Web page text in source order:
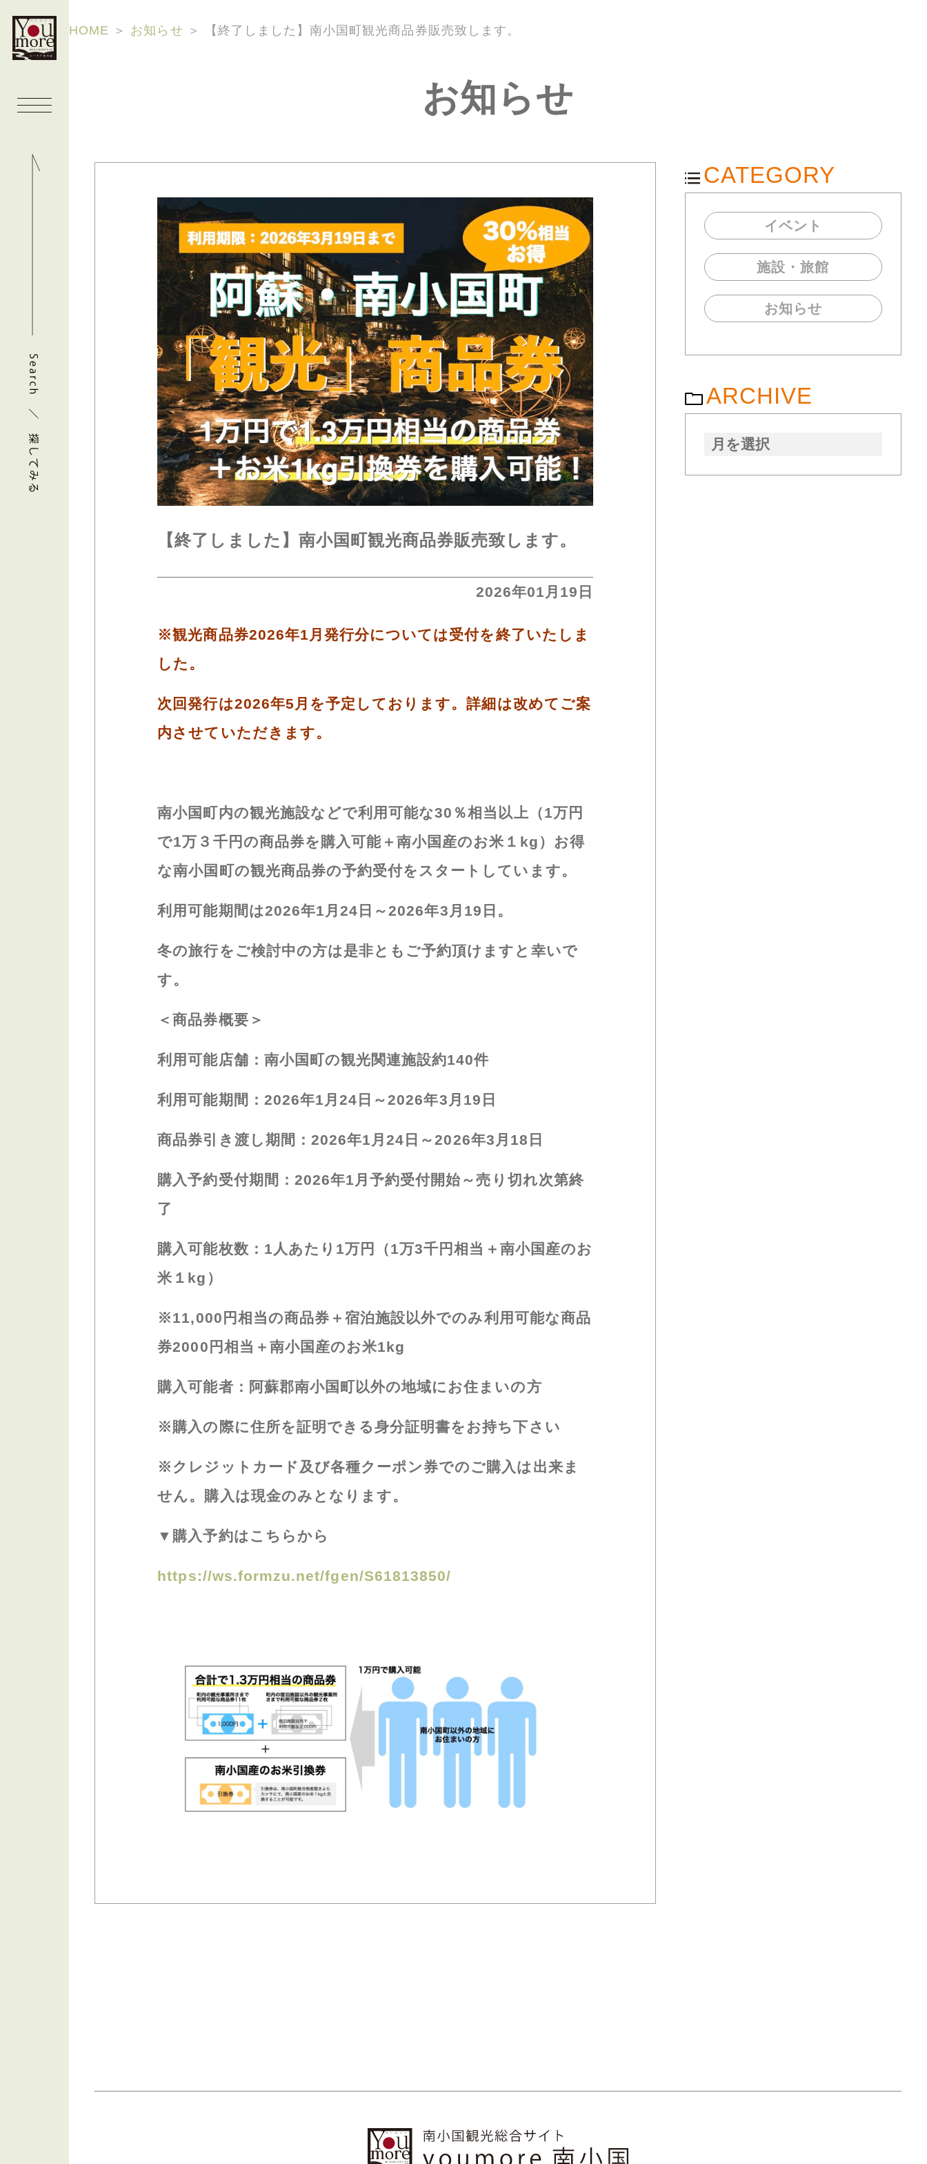
HOME ＞ お知らせ ＞ 【終了しました】南小国町観光商品券販売致します。
お知らせ
【終了しました】南小国町観光商品券販売致します。
2026年01月19日
※観光商品券2026年1月発行分については受付を終了いたしま
した。
次回発行は2026年5月を予定しております。詳細は改めてご案
内させていただきます。
南小国町内の観光施設などで利用可能な30 ％相当以上（1万円
で1万３千円の商品券を購入可能＋南小国産のお米１ kg ）お得
な南小国町の観光商品券の予約受付をスタートしています。
利用可能期間は2026年1 月24 日～2026年3 月 19 日。
冬の旅行をご検討中の方は是非ともご予約頂けますと幸いで
す。
＜商品券概要＞
利用可能店舗：南小国町の観光関連施設約140件
利用可能期間： 2026年1 月24 日～2026年3 月 19 日
商品券引き渡し期間： 2026年1 月24 日～2026年3 月 18 日
購入予約受付期間： 2026年1 月予約受付開始～売り切れ次第終
了
購入可能枚数： 1 人あたり 1万円（1万3千円相当＋南小国産のお
米１ kg ）
※11,000 円相当の商品券＋宿泊施設以外でのみ利用可能な商品
券2000 円相当＋南小国産のお米1kg
購入可能者：阿蘇郡南小国町以外の地域にお住まいの方
※購入の際に住所を証明できる身分証明書をお持ち下さい
※ クレジットカード及び各種クーポン券でのご購入は出来ま
せん。購入は現金のみとなります。
▼ 購入予約はこちらから
https://ws.formzu.net/fgen/S61813850/
CATEGORY
イベント
施設・旅館
お知らせ
ARCHIVE